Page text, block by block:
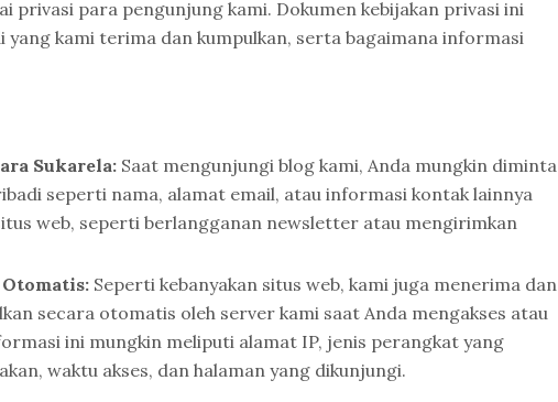
privasi para pengunjung kami. Dokumen kebijakan privasi ini
kami terima dan kumpulkan, serta bagaimana informasi
Sukarela: Saat mengunjungi blog kami, Anda mungkin diminta
seperti nama, alamat email, atau informasi kontak lainnya
web, seperti berlangganan newsletter atau mengirimkan
Seperti kebanyakan situs web, kami juga menerima dan
secara otomatis oleh server kami saat Anda mengakses atau
ini mungkin meliputi alamat IP, jenis perangkat yang
waktu akses, dan halaman yang dikunjungi.